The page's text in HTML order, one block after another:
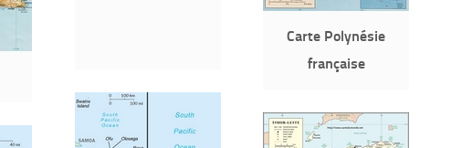
Carte Polynésie
française